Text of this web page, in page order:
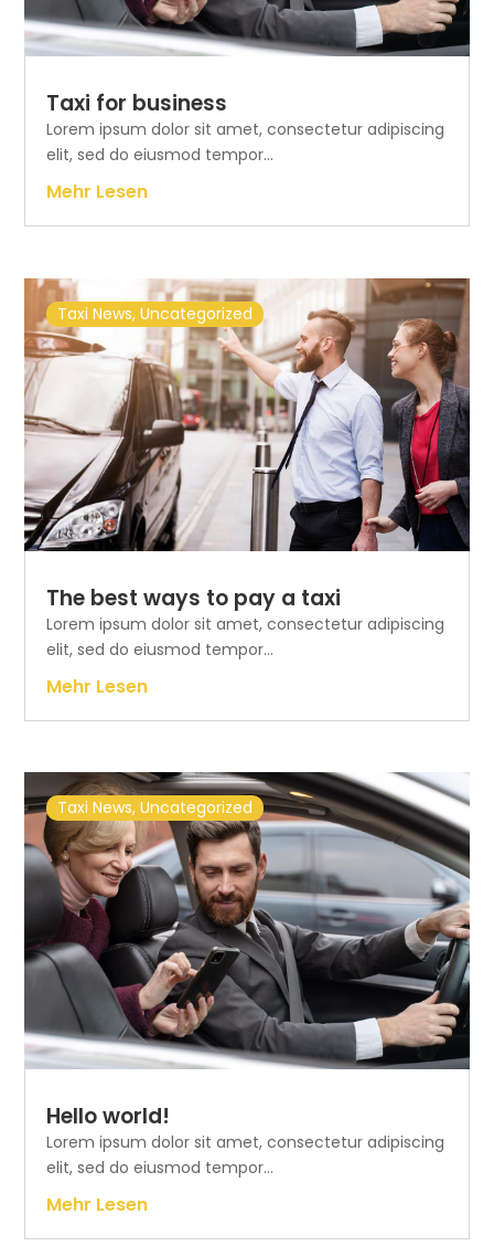
Taxi for business
Lorem ipsum dolor sit amet, consectetur adipiscing
elit, sed do eiusmod tempor...
Mehr Lesen
The best ways to pay a taxi
Taxi News,Uncategorized
Lorem ipsum dolor sit amet, consectetur adipiscing
elit, sed do eiusmod tempor...
Mehr Lesen
Hello world!
Taxi News,Uncategorized
Lorem ipsum dolor sit amet, consectetur adipiscing
elit, sed do eiusmod tempor...
Mehr Lesen